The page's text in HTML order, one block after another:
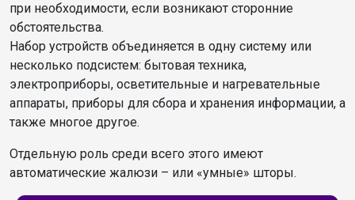
при необходимости, если возникают сторонние
обстоятельства.
Набор устройств объединяется в одну систему или
несколько подсистем: бытовая техника,
электроприборы, осветительные и нагревательные
аппараты, приборы для сбора и хранения информации, а
также многое другое.
Отдельную роль среди всего этого имеют
автоматические жалюзи – или «умные» шторы.